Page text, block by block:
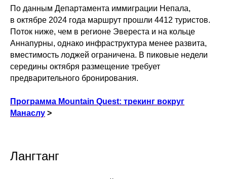
По данным Департамента иммиграции Непала,
в октябре 2024 года маршрут прошли 4412 туристов.
Поток ниже, чем в регионе Эвереста и на кольце
Аннапурны, однако инфраструктура менее развита,
вместимость лоджей ограничена. В пиковые недели
середины октября размещение требует
предварительного бронирования.
Программа Mountain Quest: трекинг вокруг
Манаслу >
Лангтанг